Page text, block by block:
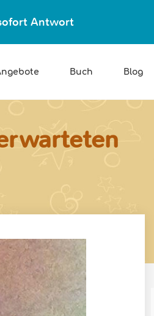
Antwort
Buch Blog